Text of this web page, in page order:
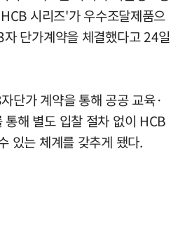
시리즈'가 우수조달제품으
단가계약을 체결했다고 24일
단가 계약을 통해 공공 교육·
통해 별도 입찰 절차 없이 HCB
있는 체계를 갖추게 됐다.